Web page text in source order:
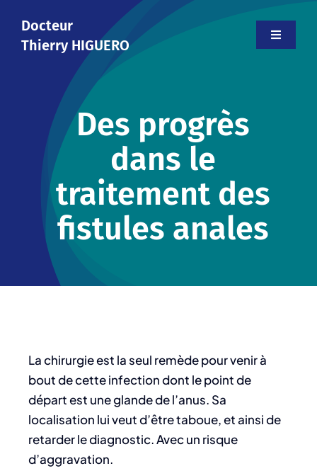
content
Docteur
Thierry HIGUERO
Toggle
Le cabinet
Votre médecin
Informations
Contact
Des progrès
dans le
traitement des
fistules anales
La chirurgie est la seul remède pour venir à
bout de cette infection dont le point de
départ est une glande de l’anus. Sa
localisation lui veut d’être taboue, et ainsi de
retarder le diagnostic. Avec un risque
d’aggravation.